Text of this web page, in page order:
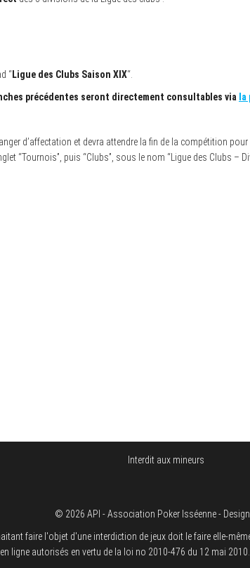
“Ligue des Clubs Saison XIX“.
précédentes seront directement consultables via
d’affectation et devra attendre la fin de la compétition
“Tournois”, puis “Clubs”, sous le nom “Ligue des Clubs –
Interdit aux mineurs
© 2026 API - Association Poker Isséenne - Design
faire l'objet d'une interdiction de jeux doit le faire elle-
ligne autorisés en vertu de la loi no 2010-476 du 12 mai